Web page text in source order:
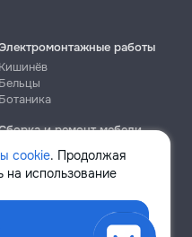
cookie. Продолжая
на использование
работы
Кишинёв
Бельцы
Ботаника
и ремонт мебели